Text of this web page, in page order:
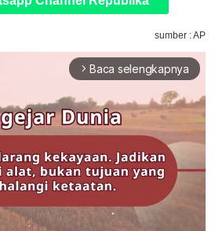
sumber : AP
arrow_forward_ios Baca selengkapnya